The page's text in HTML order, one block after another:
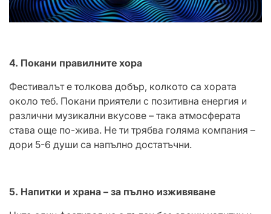
4. Покани правилните хора
Фестивалът е толкова добър, колкото са хората
около теб. Покани приятели с позитивна енергия и
различни музикални вкусове – така атмосферата
става още по-жива. Не ти трябва голяма компания –
дори 5-6 души са напълно достатъчни.
5. Напитки и храна – за пълно изживяване